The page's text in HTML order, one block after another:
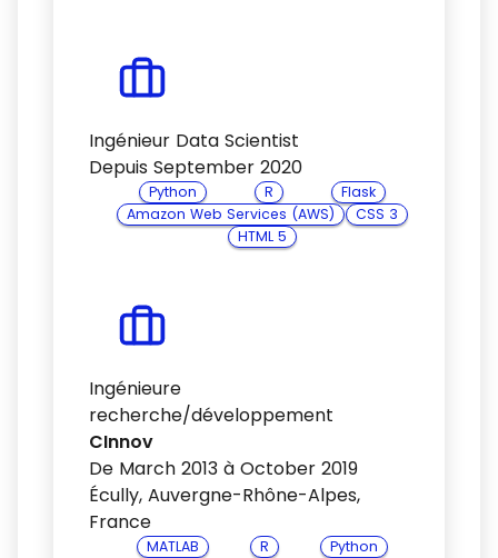
Ingénieur Data Scientist
Depuis September 2020
Python R
Flask
Amazon Web Services (AWS)
CSS 3
HTML 5
Ingénieure
recherche/développement
CInnov
De March 2013 à October 2019
Écully, Auvergne-Rhône-Alpes,
France
MATLAB R Python